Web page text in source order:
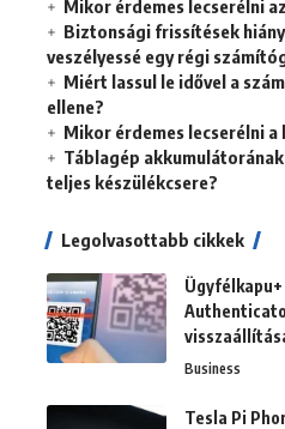
Mikor érdemes lecserélni
Biztonsági frissítések
veszélyessé egy régi
Miért lassul le idővel a
ellene?
Mikor érdemes lecserélni
Táblagép
teljes készülékcsere?
Legolvasottabb cikkek
Business
Tesla Pi